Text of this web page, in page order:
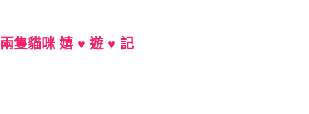
兩隻貓咪 嬉 ♥ 遊 ♥ 記